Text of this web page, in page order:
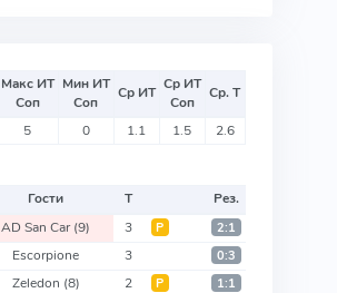
Макс ИТ
Соп
Мин ИТ
Соп
Ср ИТ Ср ИТ
Соп
Ср. Т
5 0 1.1 1.5 2.6
Гости Т
Рез.
AD San Car(9) 3 Р 2:1
Escorpione 3 0:3
Zeledon (8) 2 Р 1:1